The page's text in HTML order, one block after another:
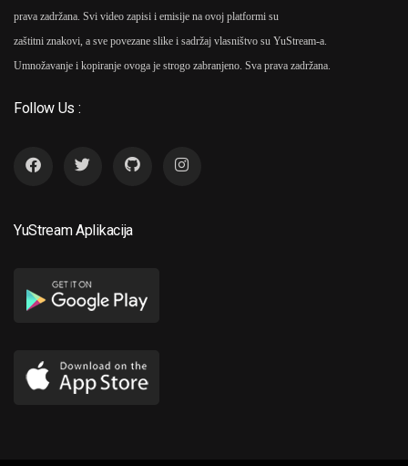
prava zadržana. Svi video zapisi i emisije na ovoj platformi su
zaštitni znakovi, a sve povezane slike i sadržaj vlasništvo su YuStream-a.
Umnožavanje i kopiranje ovoga je strogo zabranjeno. Sva prava zadržana.
Follow Us :
YuStream Aplikacija